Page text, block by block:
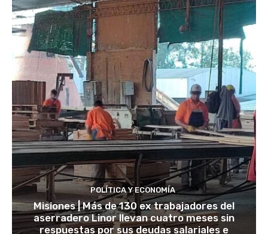
POLÍTICA Y ECONOMÍA
Misiones | Más de 130 ex trabajadores del
aserradero Linor llevan cuatro meses sin
respuestas por sus deudas salariales e